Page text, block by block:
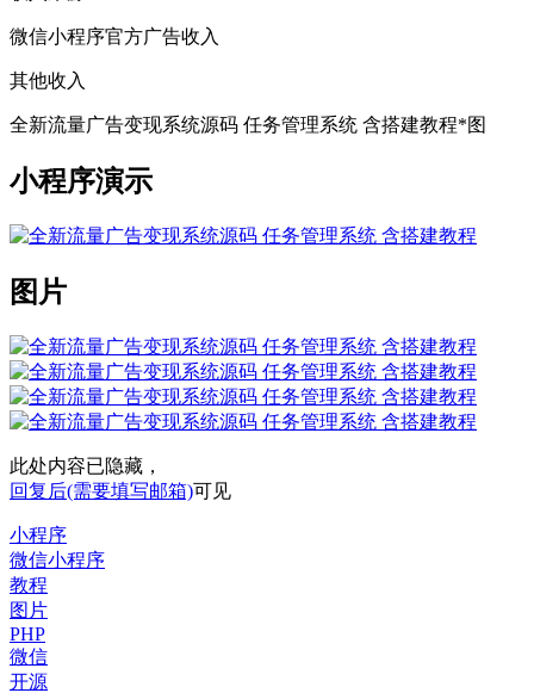
微信小程序官方广告收入
其他收入
全新流量广告变现系统源码 任务管理系统 含搭建教程*图
小程序演示
图片
此处内容已隐藏，
回复后(需要填写邮箱)可见
小程序
微信小程序
教程
图片
PHP
微信
开源